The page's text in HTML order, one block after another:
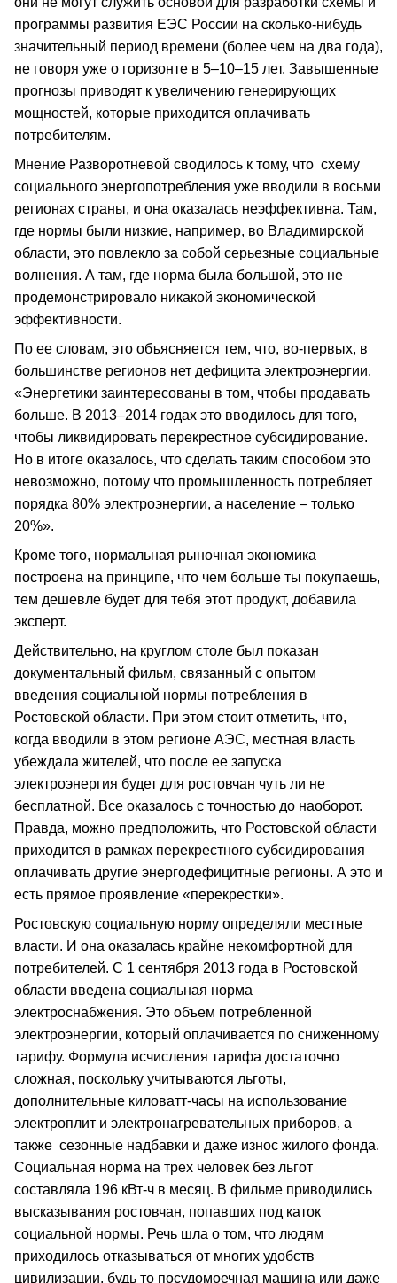
программы развития ЕЭС России на сколько-нибудь
значительный период времени (более чем на два года),
не говоря уже о горизонте в 5–10–15 лет. Завышенные
прогнозы приводят к увеличению генерирующих
мощностей, которые приходится оплачивать
потребителям.
Мнение Разворотневой сводилось к тому, что схему
социального энергопотребления уже вводили в восьми
регионах страны, и она оказалась неэффективна. Там,
где нормы были низкие, например, во Владимирской
области, это повлекло за собой серьезные социальные
волнения. А там, где норма была большой, это не
продемонстрировало никакой экономической
эффективности.
По ее словам, это объясняется тем, что, во-первых, в
большинстве регионов нет дефицита электроэнергии.
«Энергетики заинтересованы в том, чтобы продавать
больше. В 2013–2014 годах это вводилось для того,
чтобы ликвидировать перекрестное субсидирование.
Но в итоге оказалось, что сделать таким способом это
невозможно, потому что промышленность потребляет
порядка 80% электроэнергии, а население – только
20%».
Кроме того, нормальная рыночная экономика
построена на принципе, что чем больше ты покупаешь,
тем дешевле будет для тебя этот продукт, добавила
эксперт.
Действительно, на круглом столе был показан
документальный фильм, связанный с опытом
введения социальной нормы потребления в
Ростовской области. При этом стоит отметить, что,
когда вводили в этом регионе АЭС, местная власть
убеждала жителей, что после ее запуска
электроэнергия будет для ростовчан чуть ли не
бесплатной. Все оказалось с точностью до наоборот.
Правда, можно предположить, что Ростовской области
приходится в рамках перекрестного субсидирования
оплачивать другие энергодефицитные регионы. А это и
есть прямое проявление «перекрестки».
Ростовскую социальную норму определяли местные
власти. И она оказалась крайне некомфортной для
потребителей. С 1 сентября 2013 года в Ростовской
области введена социальная норма
электроснабжения. Это объем потребленной
электроэнергии, который оплачивается по сниженному
тарифу. Формула исчисления тарифа достаточно
сложная, поскольку учитываются льготы,
дополнительные киловатт-часы на использование
электроплит и электронагревательных приборов, а
также сезонные надбавки и даже износ жилого фонда.
Социальная норма на трех человек без льгот
составляла 196 кВт-ч в месяц. В фильме приводились
высказывания ростовчан, попавших под каток
социальной нормы. Речь шла о том, что людям
приходилось отказываться от многих удобств
цивилизации, будь то посудомоечная машина или даже